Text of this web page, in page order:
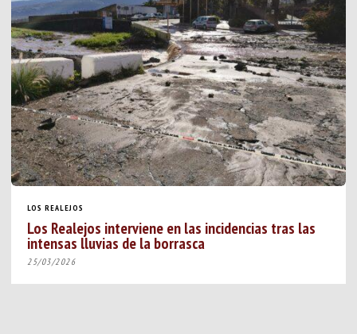
LOS REALEJOS
Los Realejos interviene en las incidencias tras las
intensas lluvias de la borrasca
25/03/2026